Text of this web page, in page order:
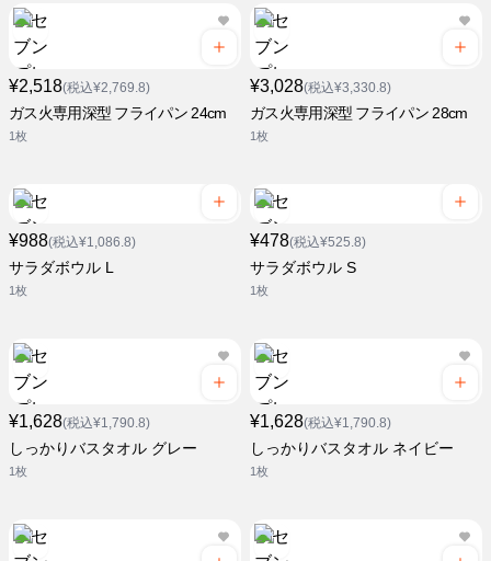
¥2,518(税込¥2,769.8)
ガス火専用深型 フライパン 24cm
1枚
¥3,028(税込¥3,330.8)
ガス火専用深型 フライパン 28cm
1枚
¥988(税込¥1,086.8)
サラダボウル L
1枚
¥478(税込¥525.8)
サラダボウル S
1枚
¥1,628(税込¥1,790.8)
しっかりバスタオル グレー
1枚
¥1,628(税込¥1,790.8)
しっかりバスタオル ネイビー
1枚